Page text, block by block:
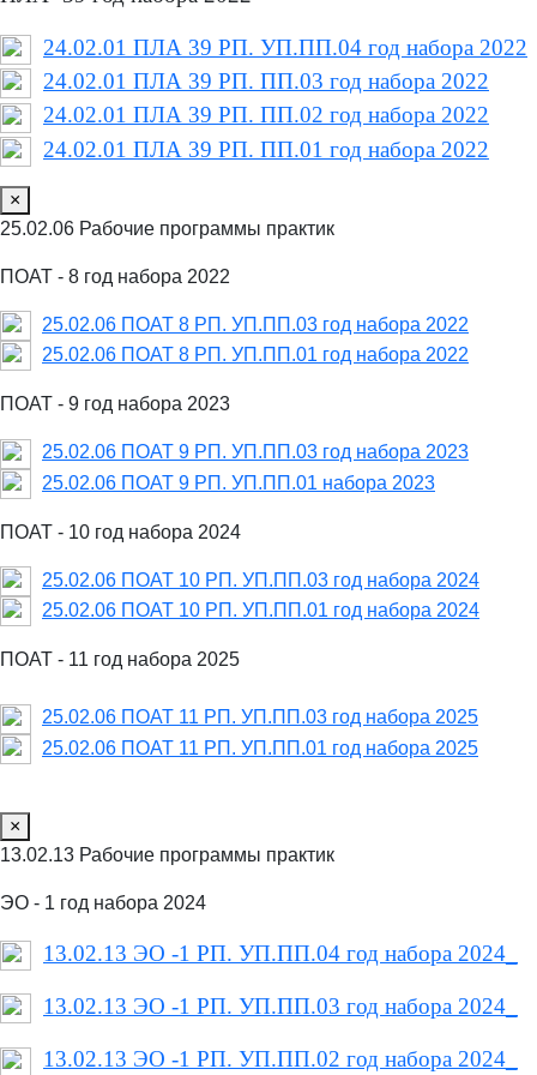
24.02.01 ПЛА 39 РП. УП.ПП.04 год набора 2022
24.02.01 ПЛА 39 РП. ПП.03 год набора 2022
24.02.01 ПЛА 39 РП. ПП.02 год набора 2022
24.02.01 ПЛА 39 РП. ПП.01 год набора 2022
×
25.02.06 Рабочие программы практик
ПОАТ - 8 год набора 2022
25.02.06 ПОАТ 8 РП. УП.ПП.03 год набора 2022
25.02.06 ПОАТ 8 РП. УП.ПП.01 год набора 2022
ПОАТ - 9 год набора 2023
25.02.06 ПОАТ 9 РП. УП.ПП.03 год набора 2023
25.02.06 ПОАТ 9 РП. УП.ПП.01 набора 2023
ПОАТ - 10 год набора 2024
25.02.06 ПОАТ 10 РП. УП.ПП.03 год набора 2024
25.02.06 ПОАТ 10 РП. УП.ПП.01 год набора 2024
ПОАТ - 11 год набора 2025
25.02.06 ПОАТ 11 РП. УП.ПП.03 год набора 2025
25.02.06 ПОАТ 11 РП. УП.ПП.01 год набора 2025
×
13.02.13 Рабочие программы практик
ЭО - 1 год набора 2024
13.02.13 ЭО -1 РП. УП.ПП.04 год набора 2024_
13.02.13 ЭО -1 РП. УП.ПП.03 год набора 2024_
13.02.13 ЭО -1 РП. УП.ПП.02 год набора 2024_